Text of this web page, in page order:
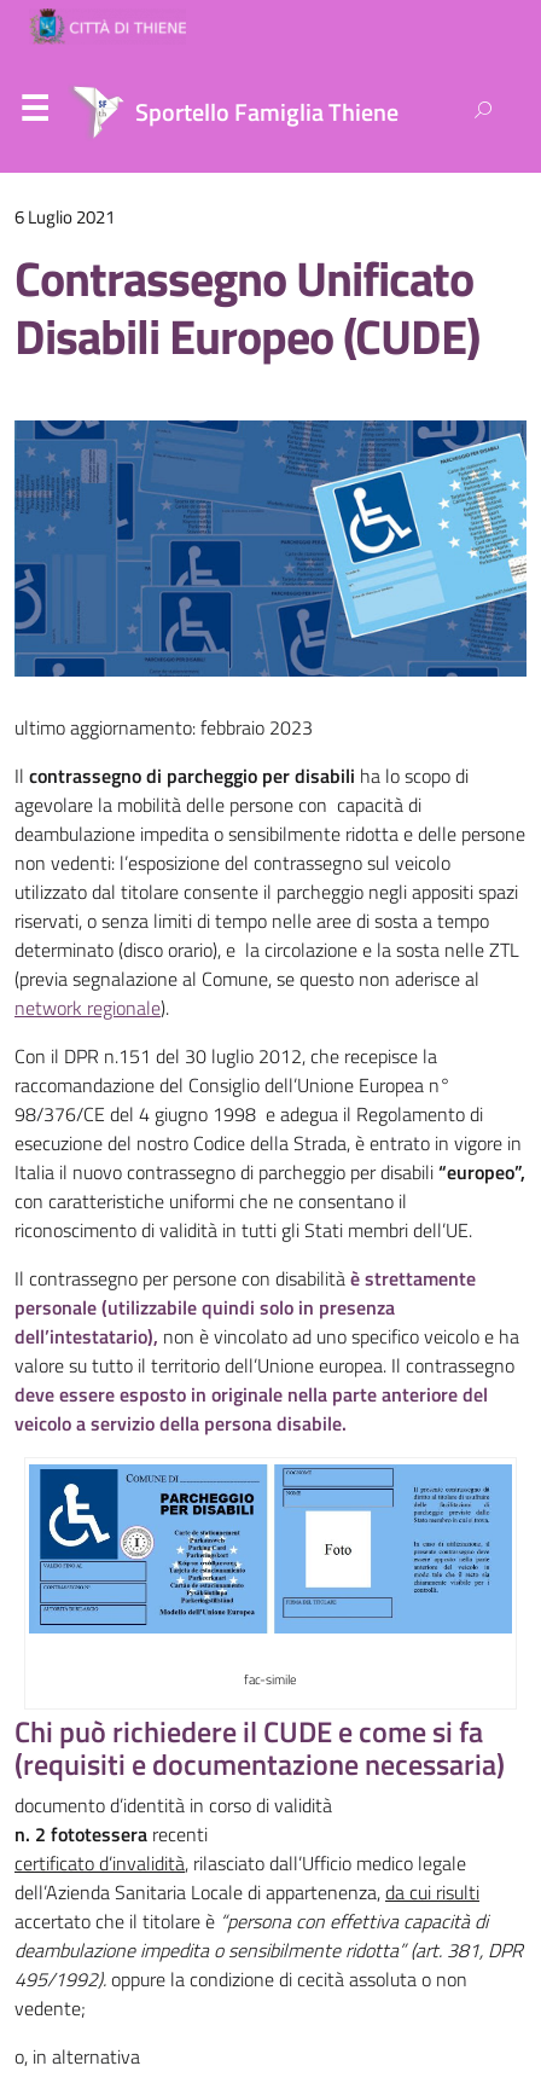
Sportello Famiglia Thiene
per:
6 Luglio 2021
Contrassegno Unificato
Disabili Europeo (CUDE)
ultimo aggiornamento: febbraio 2023
Il contrassegno di parcheggio per disabili ha lo scopo di
agevolare la mobilità delle persone con capacità di
deambulazione impedita o sensibilmente ridotta e delle persone
non vedenti: l’esposizione del contrassegno sul veicolo
utilizzato dal titolare consente il parcheggio negli appositi spazi
riservati, o senza limiti di tempo nelle aree di sosta a tempo
determinato (disco orario), e la circolazione e la sosta nelle ZTL
(previa segnalazione al Comune, se questo non aderisce al
network regionale).
Con il DPR n.151 del 30 luglio 2012, che recepisce la
raccomandazione del Consiglio dell’Unione Europea n°
98/376/CE del 4 giugno 1998 e adegua il Regolamento di
esecuzione del nostro Codice della Strada, è entrato in vigore in
Italia il nuovo contrassegno di parcheggio per disabili“europeo”,
con caratteristiche uniformi che ne consentano il
riconoscimento di validità in tutti gli Stati membri dell’UE.
Il contrassegno per persone con disabilitàè strettamente
personale (utilizzabile quindi solo in presenza
dell’intestatario), non è vincolato ad uno specifico veicolo e ha
valore su tutto il territorio dell’Unione europea. Il contrassegno
deve essere esposto in originale nella parte anteriore del
veicolo a servizio della persona disabile.
fac-simile
Chi può richiedere il CUDE e come si fa
(requisiti e documentazione necessaria)
documento d’identità in corso di validità
n. 2 fototessera recenti
certificato d’invalidità, rilasciato dall’Ufficio medico legale
dell’Azienda Sanitaria Locale di appartenenza,da cui risulti
accertato che il titolare è “persona con effettiva capacità di
deambulazione impedita o sensibilmente ridotta” (art. 381, DPR
495/1992).oppure la condizione di cecità assoluta o non
vedente;
o, in alternativa